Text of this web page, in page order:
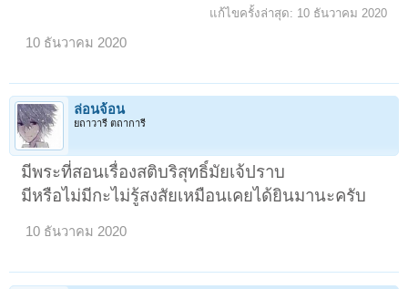
แก้ไขครั้งล่าสุด: 10 ธันวาคม 2020
10 ธันวาคม 2020
ล่อนจ้อน
ยถาวารี ตถาการี
มีพระที่สอนเรื่องสติบริสุทธิ์มัยเจ้ปราบ
มีหรือไม่มีกะไม่รู้สงสัยเหมือนเคยได้ยินมานะครับ
10 ธันวาคม 2020